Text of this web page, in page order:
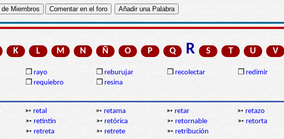
K L M N Ñ O P Q R S T U V
❒ rayo ❒ reburujar ❒ recolectar ❒ redimir
❒ requiebro ❒ resina
➳ retal ➳ retama ➳ retar ➳ retazo
➳ retintín ➳ retórica ➳ retornable ➳ retorta
➳ retreta ➳ retrete ➳ retribución